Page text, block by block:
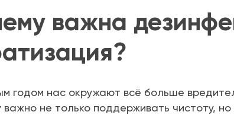
важна
годом нас окружают всё больше
важно не только поддерживать чистоту,